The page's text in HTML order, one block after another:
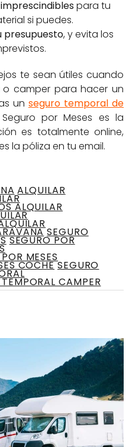
para tu
si puedes.
presupuesto, y evita los
te sean útiles cuando
camper para hacer un
un seguro temporal de
por Meses es la
es totalmente online,
la póliza en tu email.
ALQUILAR
ALQUILAR
SEGURO
SEGURO POR
MESES
COCHE SEGURO
CAMPER